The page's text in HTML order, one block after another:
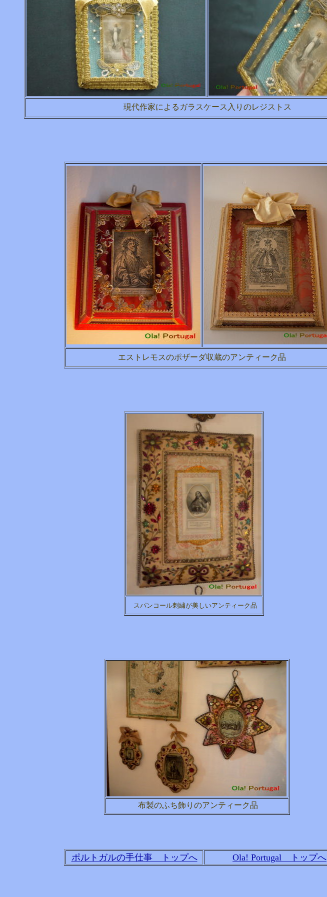
現代作家によるガラスケース入りのレジストス
エストレモスのポザーダ収蔵のアンティーク品
スパンコール刺繍が美しいアンティーク品
布製のふち飾りのアンティーク品
ポルトガルの手仕事 トップへ Ola! Portugal トップへ